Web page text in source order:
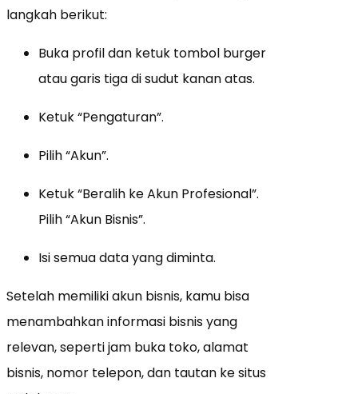
langkah berikut:
Buka profil dan ketuk tombol burger
atau garis tiga di sudut kanan atas.
Ketuk “Pengaturan”.
Pilih “Akun”.
Ketuk “Beralih ke Akun Profesional”.
Pilih “Akun Bisnis”.
Isi semua data yang diminta.
Setelah memiliki akun bisnis, kamu bisa
menambahkan informasi bisnis yang
relevan, seperti jam buka toko, alamat
bisnis, nomor telepon, dan tautan ke situs